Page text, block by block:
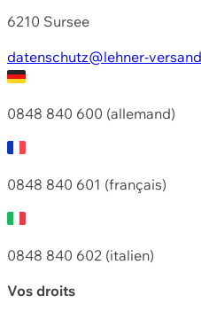
6210 Sursee
datenschutz@lehner-
0848 840 600 (allemand)
0848 840 601 (français)
0848 840 602 (italien)
Vos droits